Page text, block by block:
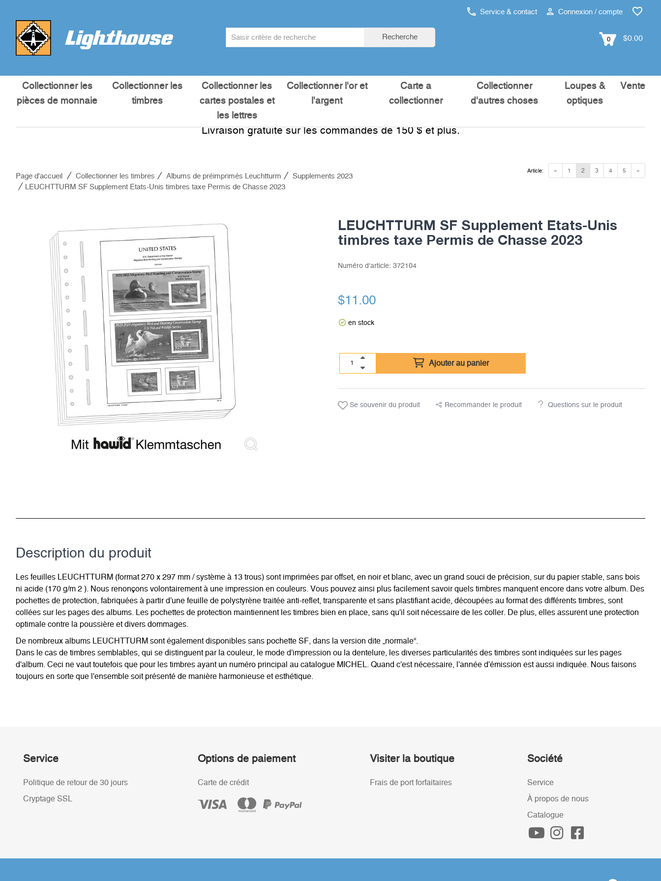
Service & contact Connexion / compte
Recherche 0 $0.00
Collectionner les
pièces de monnaie
Collectionner les
timbres
Collectionner les
cartes postales et
les lettres
Collectionner l'or et
l'argent
Carte a
collectionner
Collectionner
d'autres choses
Loupes &
optiques
Vente
Livraison gratuite sur les commandes de 150 $ et plus.
Page d'accueil Collectionner les timbres Albums de préimprimés Leuchtturm
Supplements 2023
LEUCHTTURM SF Supplement Etats-Unis timbres taxe Permis de Chasse 2023
« 1 2 3 4 5 »
Article:
LEUCHTTURM SF Supplement Etats-Unis
timbres taxe Permis de Chasse 2023
Numéro d'article: 372104
$11.00
en stock
Ajouter au panier
Se souvenir du produit Recommander le produit Questions sur le produit
Description du­ produit
Les feuilles LEUCHTTURM (format 270 x 297 mm / système à 13 trous) sont imprimées par offset, en noir et blanc, avec un grand souci de précision, sur du papier stable, sans bois
ni acide (170 g/m 2 ). Nous renonçons volontairement à une impression en couleurs. Vous pouvez ainsi plus facilement savoir quels timbres manquent encore dans votre album. Des
pochettes de protection, fabriquées à partir d'une feuille de polystyrène traitée anti-reflet, transparente et sans plastifiant acide, découpées au format des différents timbres, sont
collées sur les pages des albums. Les pochettes de protection maintiennent les timbres bien en place, sans qu'il soit nécessaire de les coller. De plus, elles assurent une protection
optimale contre la poussière et divers dommages.
De nombreux albums LEUCHTTURM sont également disponibles sans pochette SF, dans la version dite „normale“.
Dans le cas de timbres semblables, qui se distinguent par la couleur, le mode d'impression ou la dentelure, les diverses particularités des timbres sont indiquées sur les pages
d'album. Ceci ne vaut toutefois que pour les timbres ayant un numéro principal au catalogue MICHEL. Quand c'est nécessaire, l'année d'émission est aussi indiquée. Nous faisons
toujours en sorte que l'ensemble soit présenté de manière harmonieuse et esthétique.
Service
Politique de retour de 30 jours
Cryptage SSL
Options de paiement
Carte de crédit
Visiter la boutique
Frais de port forfaitaires
Société
Service
À propos de nous
Catalogue